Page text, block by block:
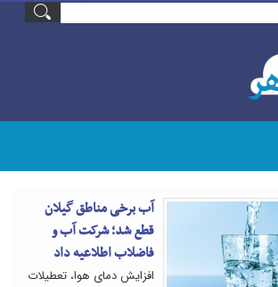
آب برخی مناطق گیلان
قطع شد؛ شرکت آب و
فاضلاب اطلاعیه داد
افزایش دمای هوا، تعطیلات